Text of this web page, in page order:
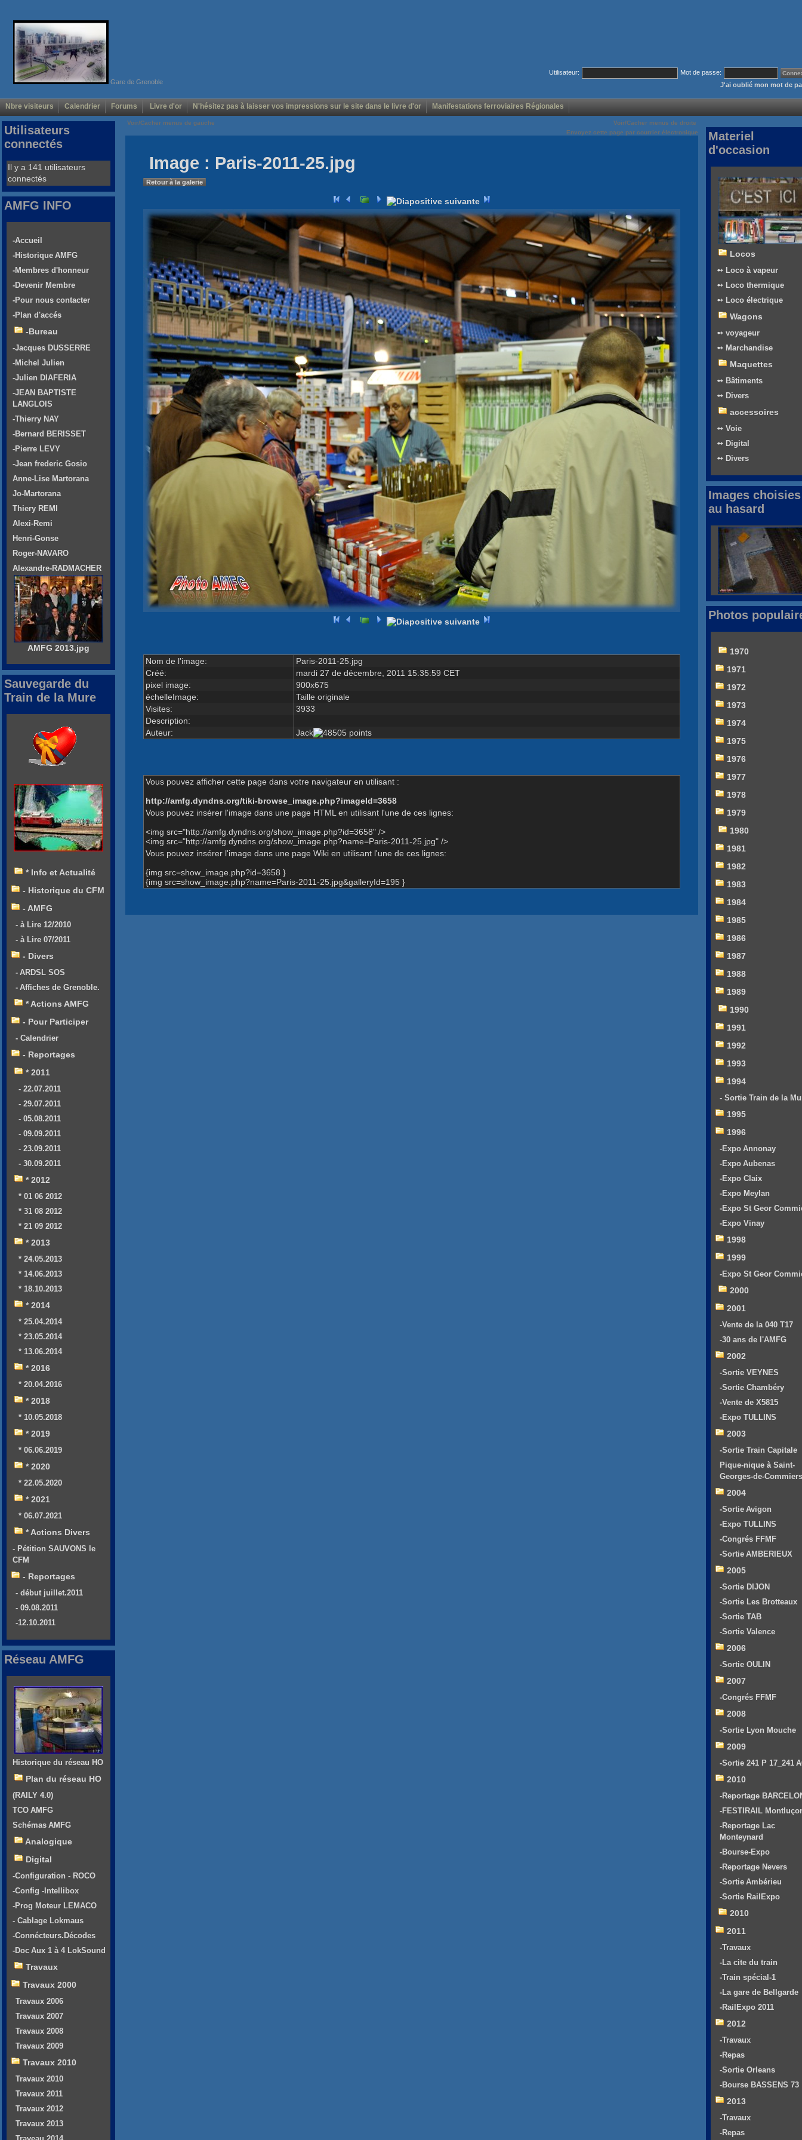
Gare de Grenoble
Utilisateur:
Mot de passe:
J'ai oublié mon mot de
Nbre visiteurs Calendrier Forums Livre d'or N'hésitez pas à laisser vos impressions sur le site dans le livre d'or Manifestations ferroviaires Régionales
Voir/Cacher menus de gauche
Voir/Cacher menus de droite
Envoyez cette page par courrier électronique
Image : Paris-2011-25.jpg
Retour à la galerie
Nom de l'image:
Paris-2011-25.jpg
Créé:
mardi 27 de décembre, 2011 15:35:59 CET
pixel image:
900x675
échelleImage:
Taille originale
Visites:
3933
Description:
Auteur:
Jack
Vous pouvez afficher cette page dans votre navigateur en utilisant :
http://amfg.dyndns.org/tiki-browse_image.php?imageId=3658
Vous pouvez insérer l'image dans une page HTML en utilisant l'une de ces lignes:
<img src="http://amfg.dyndns.org/show_image.php?id=3658" />
<img src="http://amfg.dyndns.org/show_image.php?name=Paris-2011-25.jpg" />
Vous pouvez insérer l'image dans une page Wiki en utilisant l'une de ces lignes:
{img src=show_image.php?id=3658 }
{img src=show_image.php?name=Paris-2011-25.jpg&galleryId=195 }
Utilisateurs
connectés
Il y a 141 utilisateurs
connectés
AMFG INFO
-Accueil
-Historique AMFG
-Membres d'honneur
-Devenir Membre
-Pour nous contacter
-Plan d'accés
-Bureau
-Jacques DUSSERRE
-Michel Julien
-Julien DIAFERIA
-JEAN BAPTISTE
LANGLOIS
-Thierry NAY
-Bernard BERISSET
-Pierre LEVY
-Jean frederic Gosio
Anne-Lise Martorana
Jo-Martorana
Thiery REMI
Alexi-Remi
Henri-Gonse
Roger-NAVARO
Alexandre-RADMACHER
AMFG 2013.jpg
Sauvegarde du
Train de la Mure
* Info et Actualité
- Historique du CFM
- AMFG
- à Lire 12/2010
- à Lire 07/2011
- Divers
- ARDSL SOS
- Affiches de Grenoble.
* Actions AMFG
- Pour Participer
- Calendrier
- Reportages
* 2011
- 22.07.2011
- 29.07.2011
- 05.08.2011
- 09.09.2011
- 23.09.2011
- 30.09.2011
* 2012
* 01 06 2012
* 31 08 2012
* 21 09 2012
* 2013
* 24.05.2013
* 14.06.2013
* 18.10.2013
* 2014
* 25.04.2014
* 23.05.2014
* 13.06.2014
* 2016
* 20.04.2016
* 2018
* 10.05.2018
* 2019
* 06.06.2019
* 2020
* 22.05.2020
* 2021
* 06.07.2021
* Actions Divers
- Pétition SAUVONS le
CFM
- Reportages
- début juillet.2011
- 09.08.2011
-12.10.2011
Réseau AMFG
Historique du réseau HO
Plan du réseau HO
(RAILY 4.0)
TCO AMFG
Schémas AMFG
Analogique
Digital
-Configuration - ROCO
-Config -Intellibox
-Prog Moteur LEMACO
- Cablage Lokmaus
-Connécteurs.Décodes
-Doc Aux 1 à 4 LokSound
Travaux
Travaux 2000
Travaux 2006
Travaux 2007
Travaux 2008
Travaux 2009
Travaux 2010
Travaux 2010
Travaux 2011
Travaux 2012
Travaux 2013
Materiel
d'occasion
Locos
➻ Loco à vapeur
➻ Loco thermique
➻ Loco électrique
Wagons
➻ voyageur
➻ Marchandise
Maquettes
➻ Bâtiments
➻ Divers
accessoires
➻ Voie
➻ Digital
➻ Divers
Images choisies
au hasard
Photos
1970
1971
1972
1973
1974
1975
1976
1977
1978
1979
1980
1981
1982
1983
1984
1985
1986
1987
1988
1989
1990
1991
1992
1993
1994
- Sortie Train de la
1995
1996
-Expo Annonay
-Expo Aubenas
-Expo Claix
-Expo Meylan
-Expo St Geor
-Expo Vinay
1998
1999
-Expo St Geor
2000
2001
-Vente de la 040 T17
-30 ans de l'AMFG
2002
-Sortie VEYNES
-Sortie Chambéry
-Vente de X5815
-Expo TULLINS
2003
-Sortie Train Capitale
Pique-nique à Saint-
Georges-de-Commiers
2004
-Sortie Avigon
-Expo TULLINS
-Congrés FFMF
-Sortie AMBERIEUX
2005
-Sortie DIJON
-Sortie Les Brotteaux
-Sortie TAB
-Sortie Valence
2006
-Sortie OULIN
2007
-Congrés FFMF
2008
-Sortie Lyon Mouche
2009
-Sortie 241 P 17_241
2010
-Reportage
-FESTIRAIL
-Reportage Lac
Monteynard
-Bourse-Expo
-Reportage Nevers
-Sortie Ambérieu
-Sortie RailExpo
2010
2011
-Travaux
-La cite du train
-Train spécial-1
-La gare de Bellgarde
-RailExpo 2011
2012
-Travaux
-Repas
-Sortie Orleans
-Bourse BASSENS 73
2013
-Travaux
-Repas